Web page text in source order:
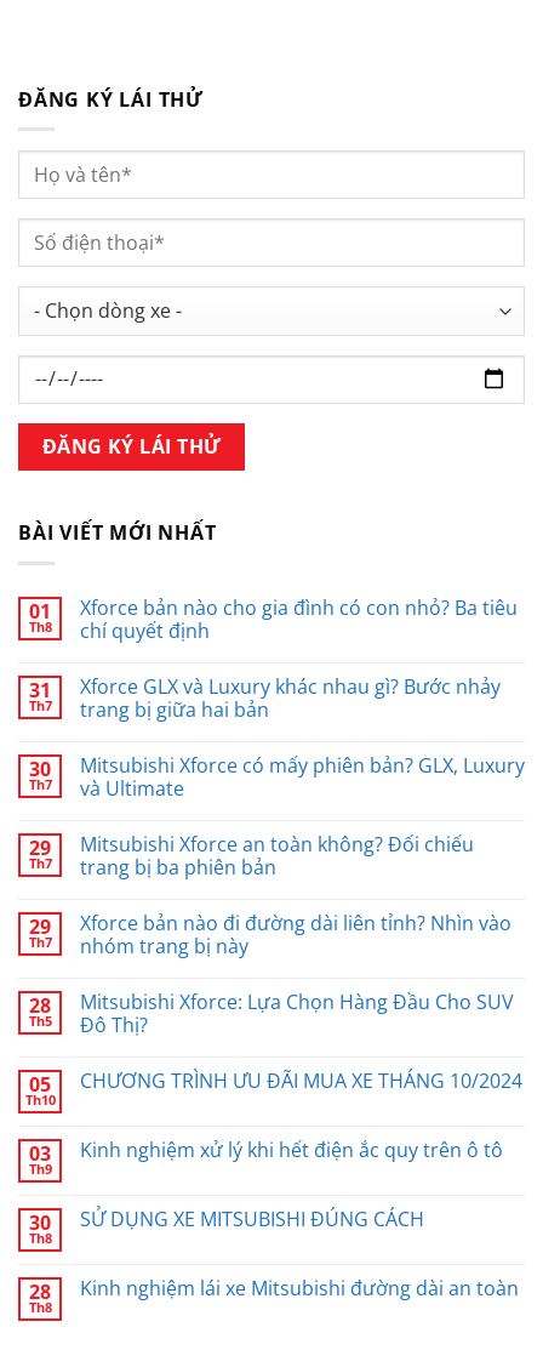
ĐĂNG KÝ LÁI THỬ
BÀI VIẾT MỚI NHẤT
01
Th8
Xforce bản nào cho gia đình có con nhỏ? Ba tiêu
chí quyết định
31
Th7
Xforce GLX và Luxury khác nhau gì? Bước nhảy
trang bị giữa hai bản
30
Th7
Mitsubishi Xforce có mấy phiên bản? GLX, Luxury
và Ultimate
29
Th7
Mitsubishi Xforce an toàn không? Đối chiếu
trang bị ba phiên bản
29
Th7
Xforce bản nào đi đường dài liên tỉnh? Nhìn vào
nhóm trang bị này
28
Th5
Mitsubishi Xforce: Lựa Chọn Hàng Đầu Cho SUV
Đô Thị?
05
Th10
CHƯƠNG TRÌNH ƯU ĐÃI MUA XE THÁNG 10/2024
03
Th9
Kinh nghiệm xử lý khi hết điện ắc quy trên ô tô
30
Th8
SỬ DỤNG XE MITSUBISHI ĐÚNG CÁCH
28
Th8
Kinh nghiệm lái xe Mitsubishi đường dài an toàn